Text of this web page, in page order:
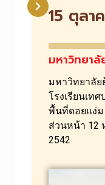
15 ตุลา
มหาวิทยาลั
มหาวิทยาลัย
โรงเรียนเทศ
พื้นที่ดอยแง่ม
ส่วนหน้า 12
2542